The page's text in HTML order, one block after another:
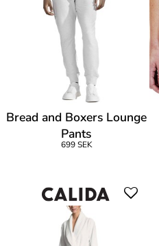
Bread and Boxers Lounge
Pants
699 SEK